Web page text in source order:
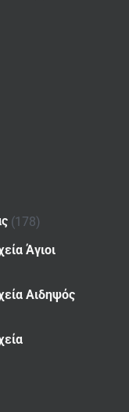
(178)
Άγιοι
Αιδηψός